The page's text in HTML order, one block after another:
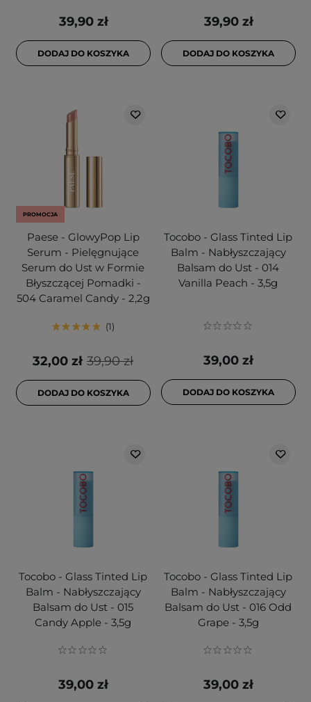
39,90 zł
DODAJ DO KOSZYKA
39,90 zł
DODAJ DO KOSZYKA
PROMOCJA
Paese - GlowyPop Lip
Serum - Pielęgnujące
Serum do Ust w Formie
Błyszczącej Pomadki -
504 Caramel Candy - 2,2g
1
39,90 zł
32,00 zł
DODAJ DO KOSZYKA
Tocobo - Glass Tinted Lip
Balm - Nabłyszczający
Balsam do Ust - 014
Vanilla Peach - 3,5g
39,00 zł
DODAJ DO KOSZYKA
Tocobo - Glass Tinted Lip
Balm - Nabłyszczający
Balsam do Ust - 015
Candy Apple - 3,5g
39,00 zł
Tocobo - Glass Tinted Lip
Balm - Nabłyszczający
Balsam do Ust - 016 Odd
Grape - 3,5g
39,00 zł